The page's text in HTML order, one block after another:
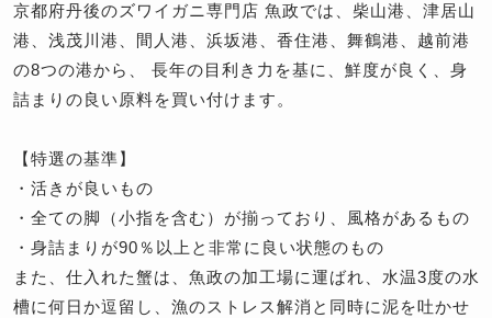
京都府丹後のズワイガニ専門店 魚政では、柴山港、津居山
港、浅茂川港、間人港、浜坂港、香住港、舞鶴港、越前港
の8つの港から、 長年の目利き力を基に、鮮度が良く、身
詰まりの良い原料を買い付けます。
【特選の基準】
・活きが良いもの
・全ての脚（小指を含む）が揃っており、風格があるもの
・身詰まりが90％以上と非常に良い状態のもの
また、仕入れた蟹は、魚政の加工場に運ばれ、水温3度の水
槽に何日か逗留し、漁のストレス解消と同時に泥を吐かせ